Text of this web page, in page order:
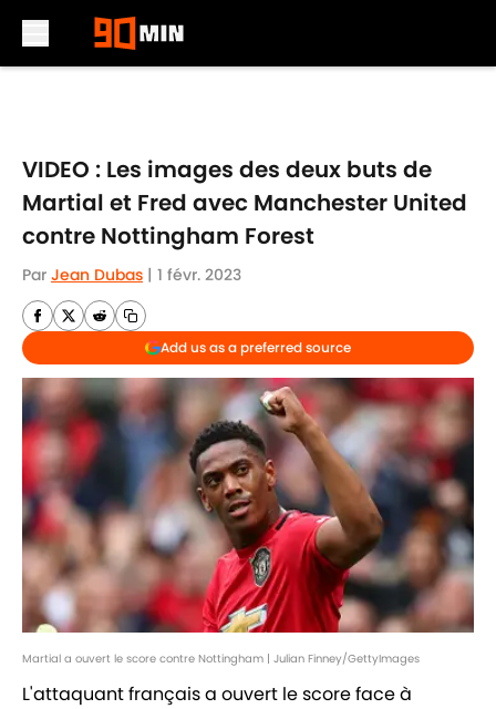
VIDEO : Les images des deux buts de
Martial et Fred avec Manchester United
contre Nottingham Forest
Par Jean Dubas | 1 févr. 2023
Add us as a preferred source
Martial a ouvert le score contre Nottingham | Julian Finney/GettyImages
L'attaquant français a ouvert le score face à